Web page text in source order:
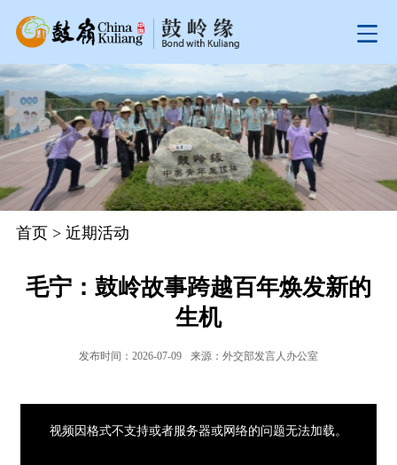
首页> 近期活动
毛宁：鼓岭故事跨越百年焕发新的
生机
发布时间：2026-07-09 来源：外交部发言人办公室